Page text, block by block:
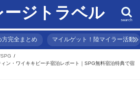
ージトラベル search
方完全まとめ マイルゲット！陸マイラー活動
ン・ワイキキビーチ宿泊レポート｜SPG無料宿泊特典で宿